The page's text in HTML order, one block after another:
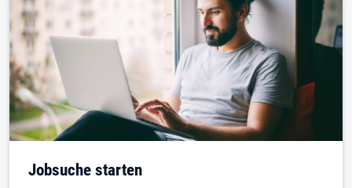
Jobsuche starten